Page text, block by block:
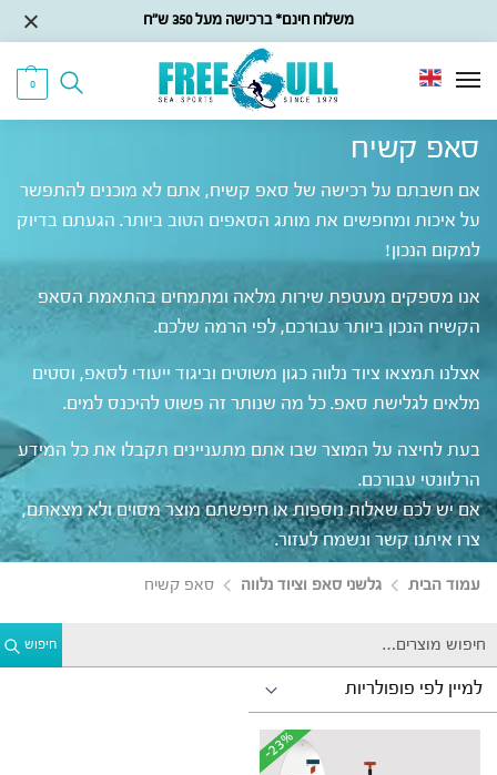
משלוח חינם* ברכישה מעל 350 ש״ח
0
סאפ קשיח
אם חשבתם על רכישה של סאפ קשיח, אתם לא מוכנים להתפשר
על איכות ומחפשים את מותג הסאפים הטוב ביותר. הגעתם בדיוק
למקום הנכון!
אנו מספקים מעטפת שירות מלאה ומתמחים בהתאמת הסאפ
הקשיח הנכון ביותר עבורכם, לפי הרמה שלכם.
אצלנו תמצאו ציוד נלווה כגון משוטים וביגוד ייעודי לסאפ, וסטים
מלאים לגלישת סאפ. כל מה שנותר זה פשוט להיכנס למים.
בעת לחיצה על המוצר שבו אתם מתעניינים תקבלו את כל המידע
הרלוונטי עבורכם.
אם יש לכם שאלות נוספות או חיפשתם מוצר מסוים ולא מצאתם,
צרו איתנו קשר ונשמח לעזור.
עמוד הבית גלשני סאפ וציוד נלווה סאפ קשיח
חיפוש
-23%
-23%